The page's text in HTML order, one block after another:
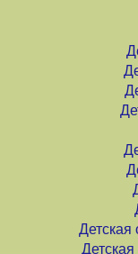
Детская